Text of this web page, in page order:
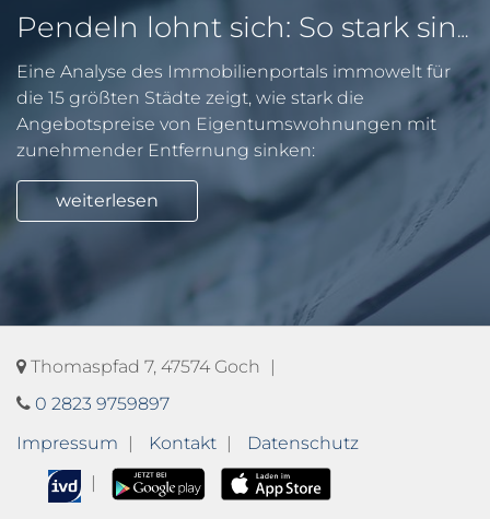
Pendeln lohnt sich: So stark sinken Wohnungspreise im Umland
Eine Analyse des Immobilienportals immowelt für
die 15 größten Städte zeigt, wie stark die
Angebotspreise von Eigentumswohnungen mit
zunehmender Entfernung sinken:
weiterlesen
Thomaspfad 7, 47574 Goch
0 2823 9759897
Impressum
Kontakt Datenschutz